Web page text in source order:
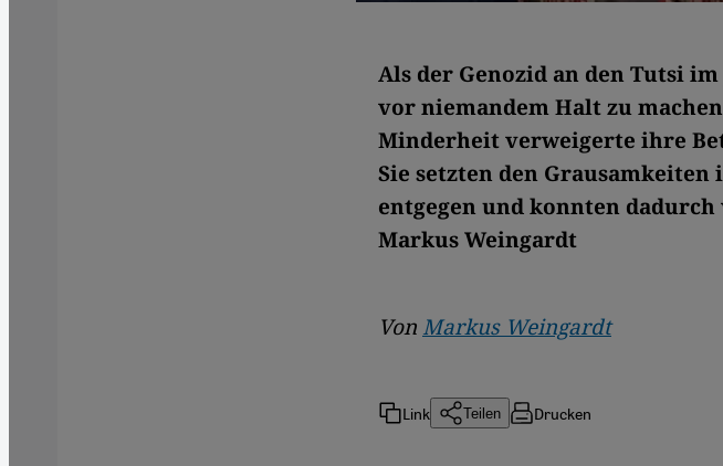
Als der Genozid an den Tutsi
vor niemandem Halt zu
Minderheit verweigerte ihre
Sie setzten den
entgegen und konnten
Markus Weingardt
Von Markus Weingardt
Link Teilen Drucken